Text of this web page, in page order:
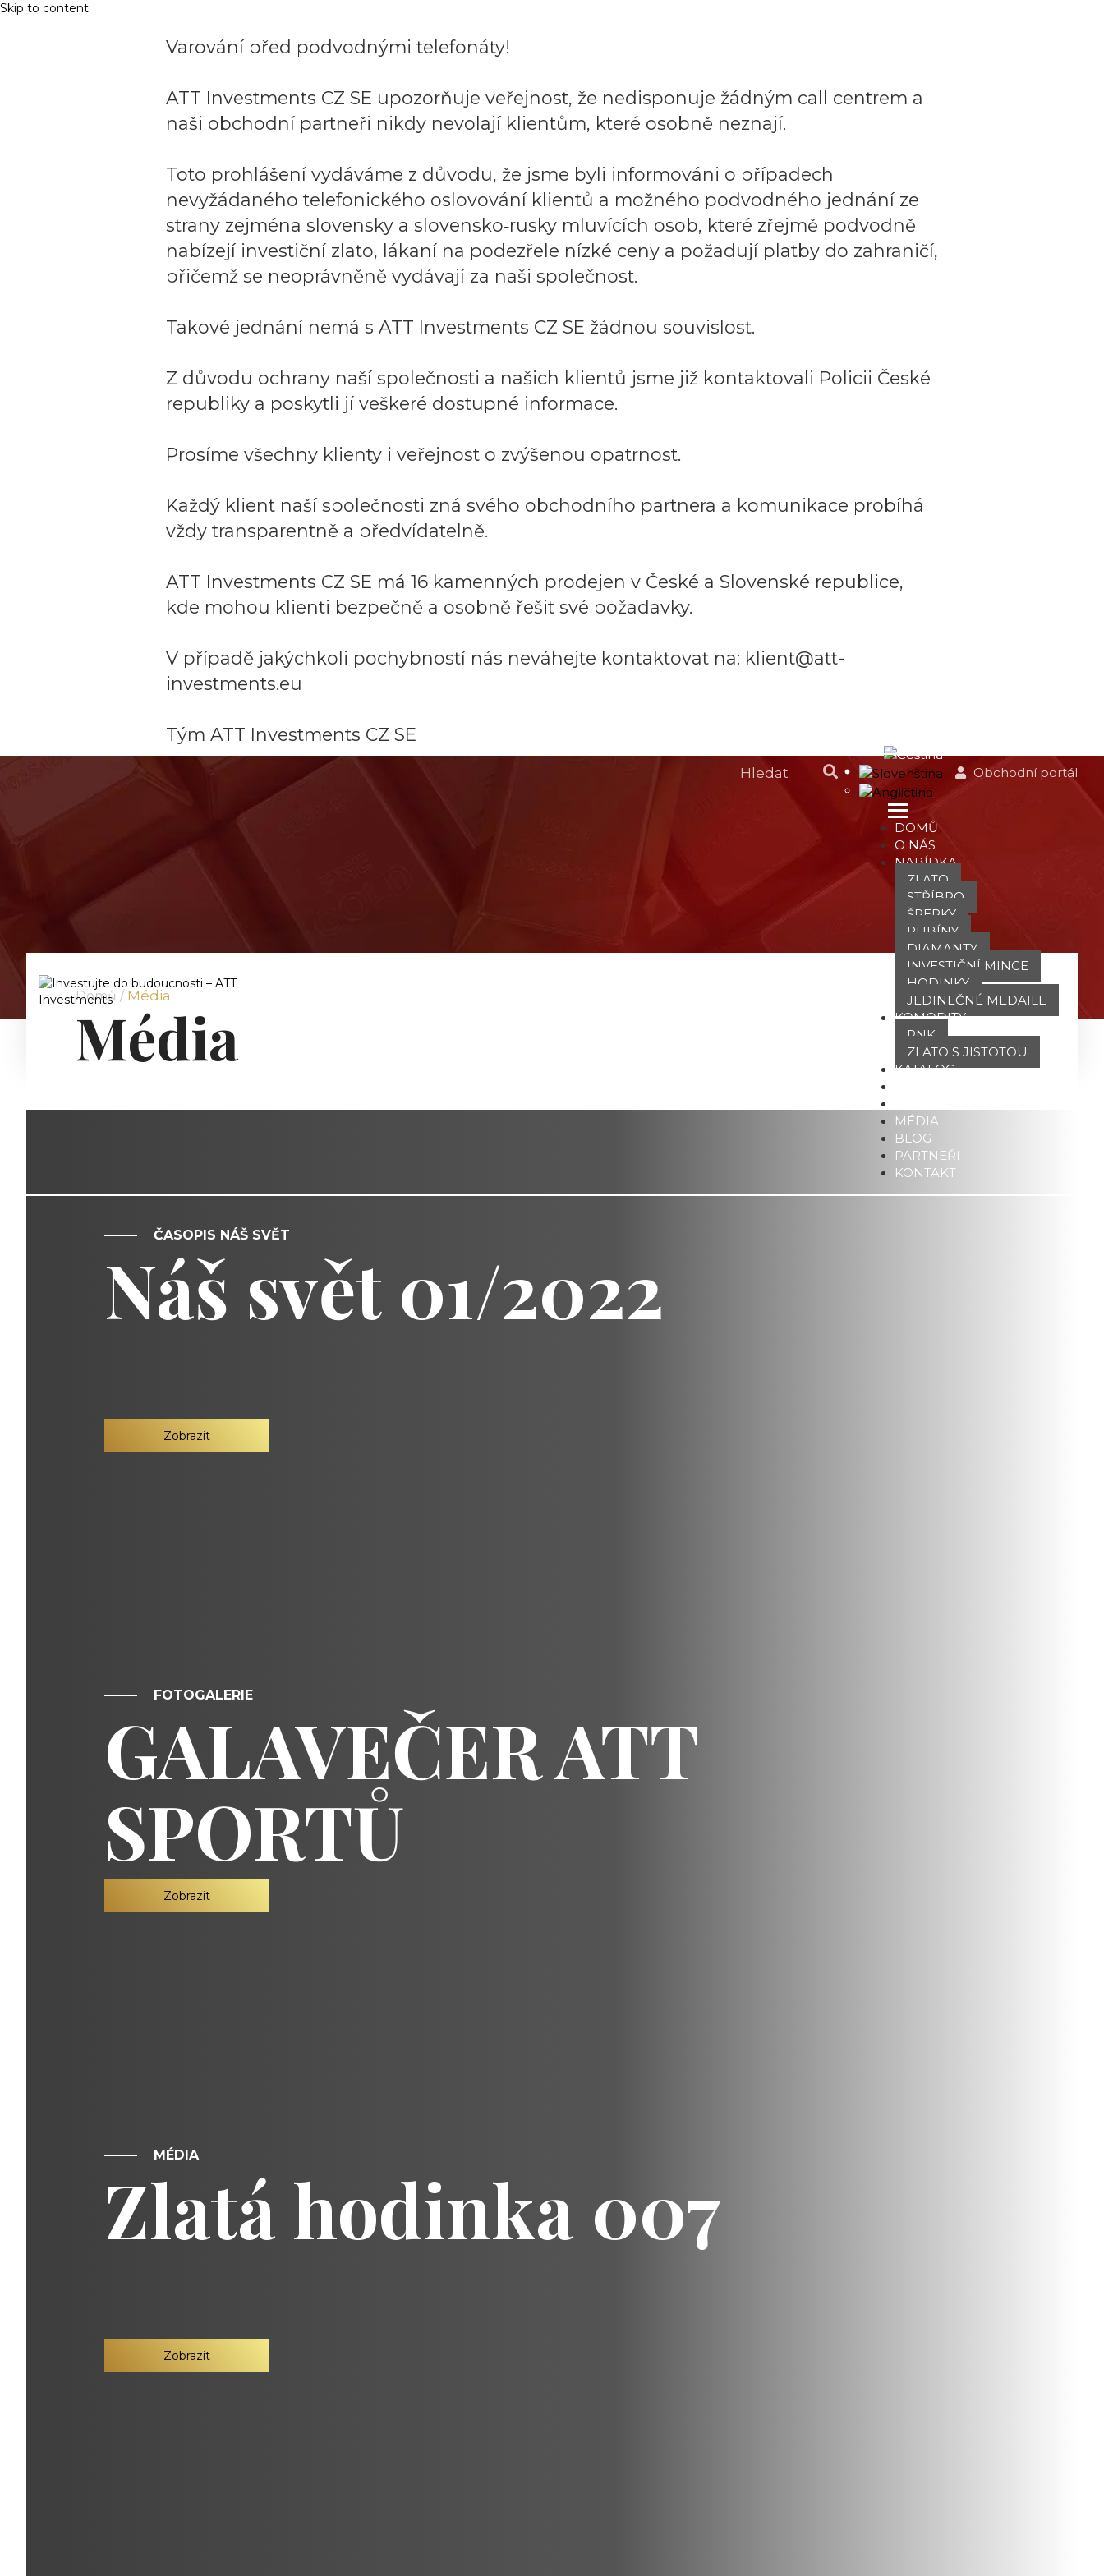
Skip to content
Varování před podvodnými telefonáty!
ATT Investments CZ SE upozorňuje veřejnost, že nedisponuje žádným call centrem a
naši obchodní partneři nikdy nevolají klientům, které osobně neznají.
Toto prohlášení vydáváme z důvodu, že jsme byli informováni o případech
nevyžádaného telefonického oslovování klientů a možného podvodného jednání ze
strany zejména slovensky a slovensko‑rusky mluvících osob, které zřejmě podvodně
nabízejí investiční zlato, lákaní na podezřele nízké ceny a požadují platby do zahraničí,
přičemž se neoprávněně vydávají za naši společnost.
Takové jednání nemá s ATT Investments CZ SE žádnou souvislost.
Z důvodu ochrany naší společnosti a našich klientů jsme již kontaktovali Policii České
republiky a poskytli jí veškeré dostupné informace.
Prosíme všechny klienty i veřejnost o zvýšenou opatrnost.
Každý klient naší společnosti zná svého obchodního partnera a komunikace probíhá
vždy transparentně a předvídatelně.
ATT Investments CZ SE má 16 kamenných prodejen v České a Slovenské republice,
kde mohou klienti bezpečně a osobně řešit své požadavky.
V případě jakýchkoli pochybností nás neváhejte kontaktovat na: klient@att-
investments.eu
Tým ATT Investments CZ SE
Obchodní portál
DOMŮ
O NÁS
NABÍDKA
ZLATO
STŘÍBRO
ŠPERKY
RUBÍNY
DIAMANTY
INVESTIČNÍ MINCE
HODINKY
JEDINEČNÉ MEDAILE
KOMODITY
PNK
ZLATO S JISTOTOU
KATALOG
MÉDIA
BLOG
PARTNEŘI
KONTAKT
Domů / Média
Média
ČASOPIS NÁŠ SVĚT
Náš svět 01/2022
Zobrazit
FOTOGALERIE
GALAVEČER ATT
SPORTŮ
Zobrazit
MÉDIA
Zlatá hodinka 007
Zobrazit